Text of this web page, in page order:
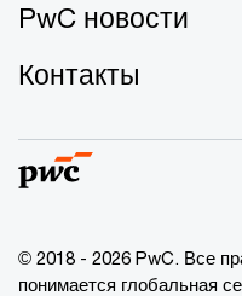
PwC новости
Контакты
© 2018 - 2026 PwC. Все
понимается глобальная